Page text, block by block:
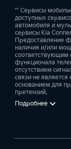
** Сервисы
доступных
автомобиля и
сервисы Kia
Предоставление
наличия и/или
соответствующим
функционала
отсутствием
связи не
основанием для
претензий.
Подробнее